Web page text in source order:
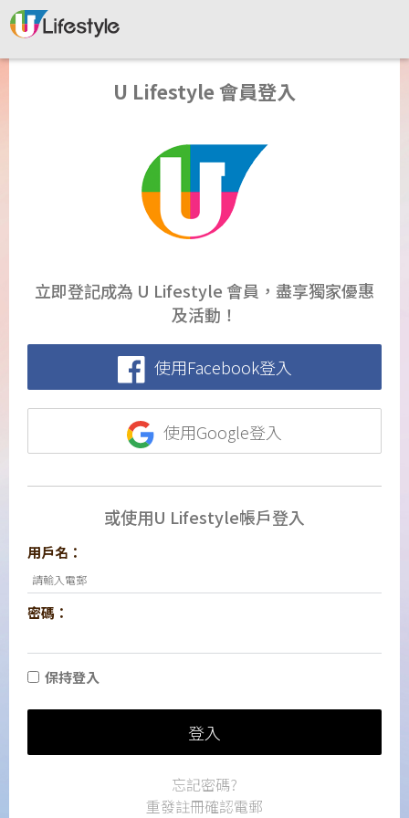
U Lifestyle 會員登入
立即登記成為 U Lifestyle 會員，盡享獨家優惠
及活動！
使用Facebook登入
使用Google登入
或使用U Lifestyle帳戶登入
用戶名：
密碼：
保持登入
登入
忘記密碼?
重發註冊確認電郵